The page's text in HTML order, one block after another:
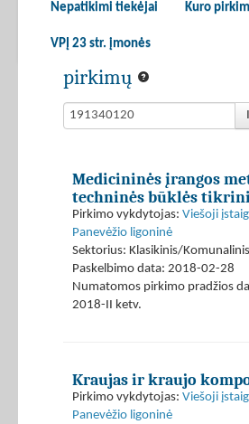
Nepatikimi tiekėjai Kuro
VPĮ 23 str. įmonės
pirkimų
Medicininės įrangos
techninės būklės
Pirkimo vykdytojas: Viešoji
Panevėžio ligoninė
Sektorius: Klasikinis/
Paskelbimo data: 2018-02-28
Numatomos pirkimo pradžios
2018-II ketv.
Kraujas ir kraujo
Pirkimo vykdytojas: Viešoji
Panevėžio ligoninė